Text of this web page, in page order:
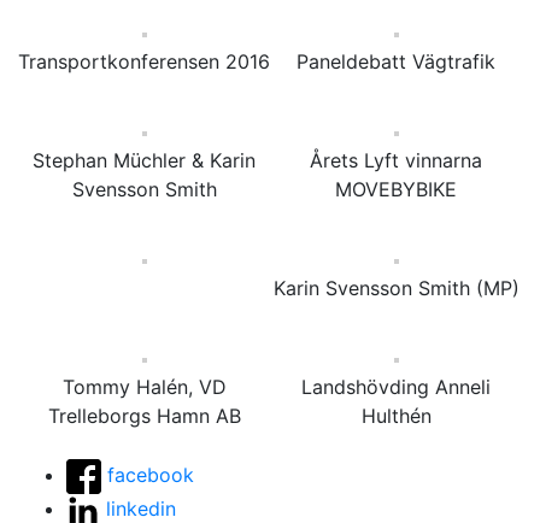
Transportkonferensen 2016 Paneldebatt Vägtrafik
Stephan Müchler & Karin
Svensson Smith
Årets Lyft vinnarna
MOVEBYBIKE
Karin Svensson Smith (MP)
Tommy Halén, VD
Trelleborgs Hamn AB
Landshövding Anneli
Hulthén
facebook
linkedin